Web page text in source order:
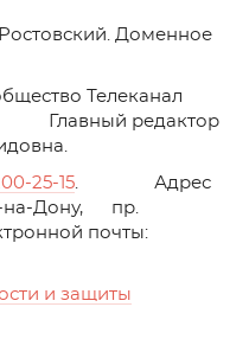
Доменное
Телеканал
Главный редактор
25-15. Адрес
на-Дону, пр.
почты:
и защиты